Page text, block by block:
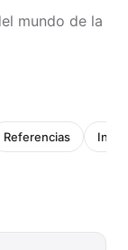
mundo de la
Referencias